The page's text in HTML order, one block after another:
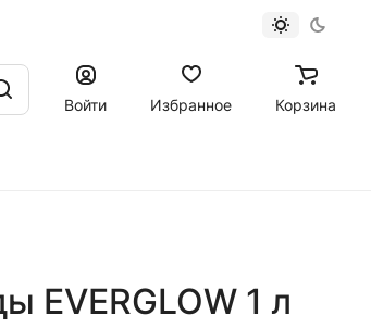
Войти
Избранное Корзина
EVERGLOW 1 л